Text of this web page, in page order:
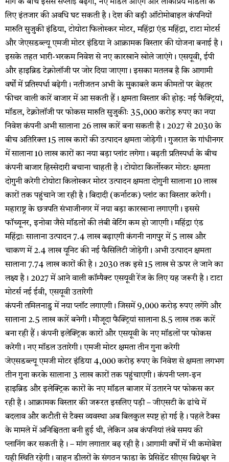
मांग के बीच इससे सप्लाई बढ़ेगी, नए मॉडल आएंगे और लोकप्रिय मॉडलों के
लिए इंतजार की अवधि घट सकती है। देश की बड़ी ऑटोमोबाइल कंपनियों
मारुति सुजुकी इंडिया, टोयोटा फिलोस्कर मोटर, महिंद्रा एंड महिंद्रा, टाटा मोटर्स
और जेएसडब्ल्यू एमजी मोटर इंडिया ने आक्रामक विस्तार की योजना बनाई है।
इसके तहत भारी-भरकम निवेश से नए कारखाने खोले जाएंगे। एसयूवी, ईपी
और हाइब्रिड टेक्नोलॉजी पर जोर दिया जाएगा। इसका मतलब है कि आगामी
वर्षों में प्रतिस्पर्धा बढ़ेगी। नतीजतन अभी के मुकाबले कम कीमतों पर बेहतर
फीचर वाली कारें बाजार में आ सकती हैं। क्षमता विस्तार की होड़: नई फैक्ट्रियां,
मॉडल, टेक्नोलॉजी पर फोकस मारुति सुजुकीः 35,000 करोड़ रुपए का नया
निवेश कंपनी अभी सालाना 26 लाख कारें बना सकती है। 2027 से 2030 के
बीच अतिरिक्त 15 लाख कारों की उत्पादन क्षमता जोड़ेगी। गुजरात के गांधीनगर
में सालाना 10 लाख कारों का नया बड़ा प्लांट लगेगा। बढ़ती प्रतिस्पर्धा के बीच
कंपनी बाजार हिस्सेदारी बचाना चाहती है। टोयोटा किर्लोस्कर मोटरः क्षमता
दोगुनी करेगी टोयोटा किलोस्कर मोटर उत्पादन क्षमता दोगुनी सालाना 10 लाख
कारों तक पहुंचाने जा रही है। बिदादी (कर्नाटक) प्लांट का विस्तार करेगी।
महाराष्ट्र के छत्रपति संभाजीनगर में नया बड़ा कारखाना लगाएगी। इससे
फॉच्यूनर, इनोवा जैसे मॉडलों की लंबी वेटिंग कम हो जाएगी। महिंद्रा एंड
महिंद्राः सालाना उत्पादन 7.4 लाख बढ़ाएगी कंगनी नागपुर में 5 लाख और
चाकण में 2.4 लाख यूनिट की नई फैसिलिटी जोड़ेगी। अभी उत्पादन क्षमता
सालाना 7.74 लाख कारों की है। 2030 तक इसे 15 लाख से ऊपर ले जाने का
लक्ष्य है। 2027 में आने वाली कॉम्पैक्ट एसयूवी रेंज के लिए यह जरूरी है। टाटा
मोटर्स नई ईवी, एसयूवी उतारेगी
कंपनी तमिलनाडु में नया प्लॉट लगाएगी। जिसमें 9,000 करोड़ रुपए लगेंगे और
सालाना 2.5 लाख कारें बनेगी। मौजूदा फैक्ट्रियां सालाना 8.5 लाख तक कारें
बना रही हैं। कंपनी इलेक्ट्रिक कारों और एसयूवी के नए मॉडलों पर फोकस
करेगी। नए मॉडल उतारेगी। एमजी मोटर क्षमता तीन गुना करेगी
जेएसडब्ल्यू एमजी मोटर इंडिया 4,000 करोड़ रुपए के निवेश से क्षमता लगभग
तीन गुना करके सालाना 3 लाख कारों तक पहुंचाएगी। कंपनी प्लग-इन
हाइब्रिड और इलेक्ट्रिक कारों के नए मॉडल बाजार में उतारने पर फोकस कर
रही है। आक्रामक विस्तार की जरूरत इसलिए पड़ी – जीएसटी के ढांचे में
बदलाव और कटौती से टैक्स व्यवस्था अब बिलकुल स्पष्ट हो गई है। पहले टैक्स
के मामले में अनिश्चितता बनी हुई थी, लेकिन अब कंपनियां लंबे समय की
प्लानिंग कर सकती है। – मांग लगातार बढ़ रही है। आगामी वर्षों में भी कमोबेश
यही स्थिति रहेगी। वाहन डीलरों के संगठन फाडा के प्रेसिडेंट सीएस विग्नेश्वर ने